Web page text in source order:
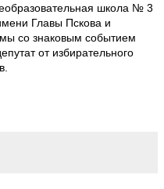
школа № 3
Главы Пскова и
со знаковым событием
от избирательного